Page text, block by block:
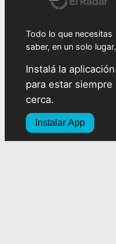
Todo lo que necesitas
saber, en un solo lugar.
Instalá la aplicación
para estar siempre
cerca.
Instalar App